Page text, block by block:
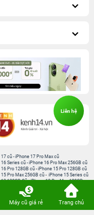
17 cũ-iPhone 17 Pro Max cũ
16 Series cũ - iPhone 16 Pro Max 256GB cũ
Pro 128GB cũ-iPhone 15 Pro 128GB cũ
Pro Max 256GB cũ - iPhone 15 Series cũ
13 128GB Cũ-iPhone 12 Pro Max 128GB
AirPods cũ
11
Watch SE 2025
2024- Apple AirPods
-iPad Air M4-iPad mini 7
Máy cũ giá rẻ Trang chủ
Liên hệ